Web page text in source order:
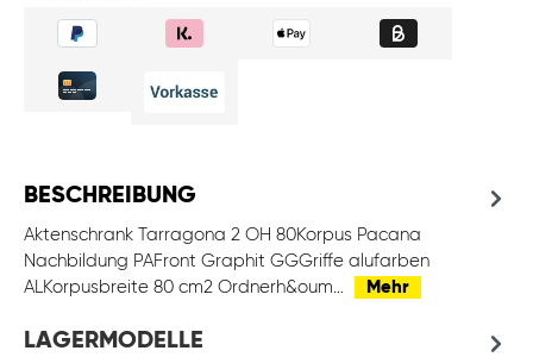
BESCHREIBUNG
Aktenschrank Tarragona 2 OH 80Korpus Pacana
Nachbildung PAFront Graphit GGGriffe alufarben
ALKorpusbreite 80 cm2 Ordnerh&oum…
Mehr
LAGERMODELLE